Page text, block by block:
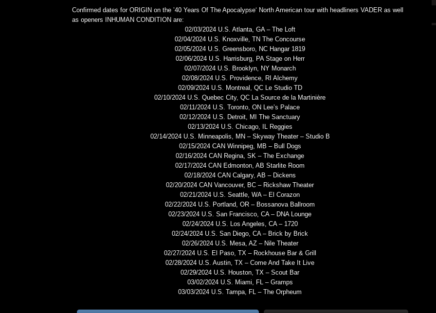
Confirmed dates for ORIGIN on the ’40 Years Of The Apocalypse‘ North American tour with headliners VADER as well
as openers INHUMAN CONDITION are:
02/03/2024 U.S. Atlanta, GA – The Loft
02/04/2024 U.S. Knoxville, TN The Concourse
02/05/2024 U.S. Greensboro, NC Hangar 1819
02/06/2024 U.S. Harrisburg, PA Stage on Herr
02/07/2024 U.S. Brooklyn, NY Monarch
02/08/2024 U.S. Providence, RI Alchemy
02/09/2024 U.S. Montreal, QC Le Studio TD
02/10/2024 U.S. Quebec City, QC La Source de la Martinière
02/11/2024 U.S. Toronto, ON Lee’s Palace
02/12/2024 U.S. Detroit, MI The Sanctuary
02/13/2024 U.S. Chicago, IL Reggies
02/14/2024 U.S. Minneapolis, MN – Skyway Theater – Studio B
02/15/2024 CAN Winnipeg, MB – Bull Dogs
02/16/2024 CAN Regina, SK – The Exchange
02/17/2024 CAN Edmonton, AB Starlite Room
02/18/2024 CAN Calgary, AB – Dickens
02/20/2024 CAN Vancouver, BC – Rickshaw Theater
02/21/2024 U.S. Seattle, WA – El Corazon
02/22/2024 U.S. Portland, OR – Bossanova Ballroom
02/23/2024 U.S. San Francisco, CA – DNA Lounge
02/24/2024 U.S. Los Angeles, CA – 1720
02/24/2024 U.S. San Diego, CA – Brick by Brick
02/26/2024 U.S. Mesa, AZ – Nile Theater
02/27/2024 U.S. El Paso, TX – Rockhouse Bar & Grill
02/28/2024 U.S. Austin, TX – Come And Take It Live
02/29/2024 U.S. Houston, TX – Scout Bar
03/02/2024 U.S. Miami, FL – Gramps
03/03/2024 U.S. Tampa, FL – The Orpheum
ALLGEMEIN
ALLGEMEIN